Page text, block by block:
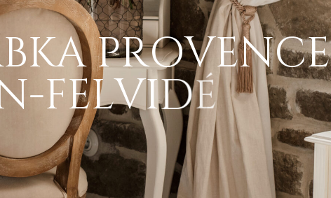
B K A PR O VENCE
N -F EL VI D É KE N